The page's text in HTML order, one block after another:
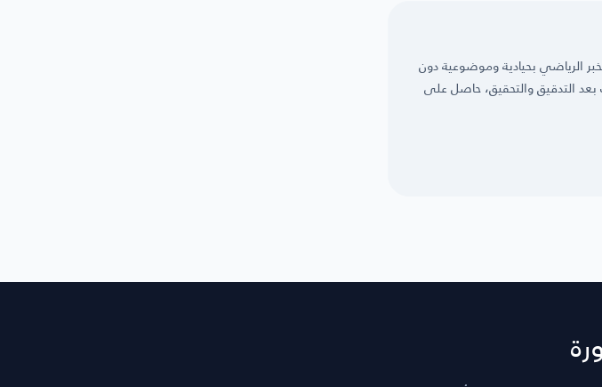
الرياضي بحيادية وموضوعية دون
بعد التدقيق والتحقيق، حاصل على